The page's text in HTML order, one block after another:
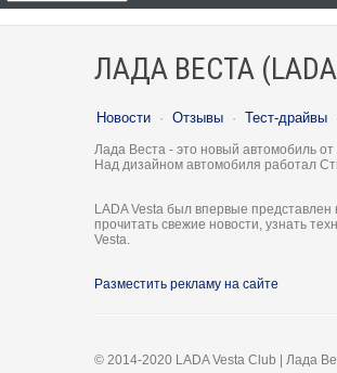
ЛАДА ВЕСТА (LADA
Новости · Отзывы · Тест-драйвы
Лада Веста - это новый автомобиль
Над дизайном автомобиля работал
LADA Vesta был впервые
прочитать свежие новости, узнать
Vesta.
Разместить рекламу на сайте
© 2014-2020 LADA Vesta Club | Лада